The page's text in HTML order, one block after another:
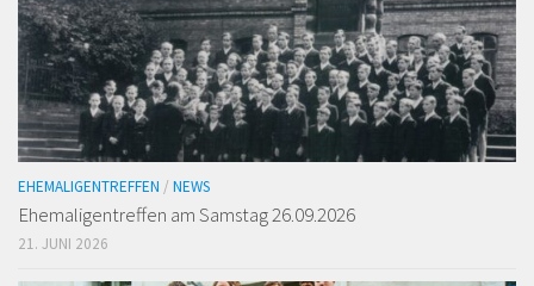
EHEMALIGENTREFFEN / NEWS
Ehemaligen­treffen am Samstag 26.09.2026
21. JUNI 2026